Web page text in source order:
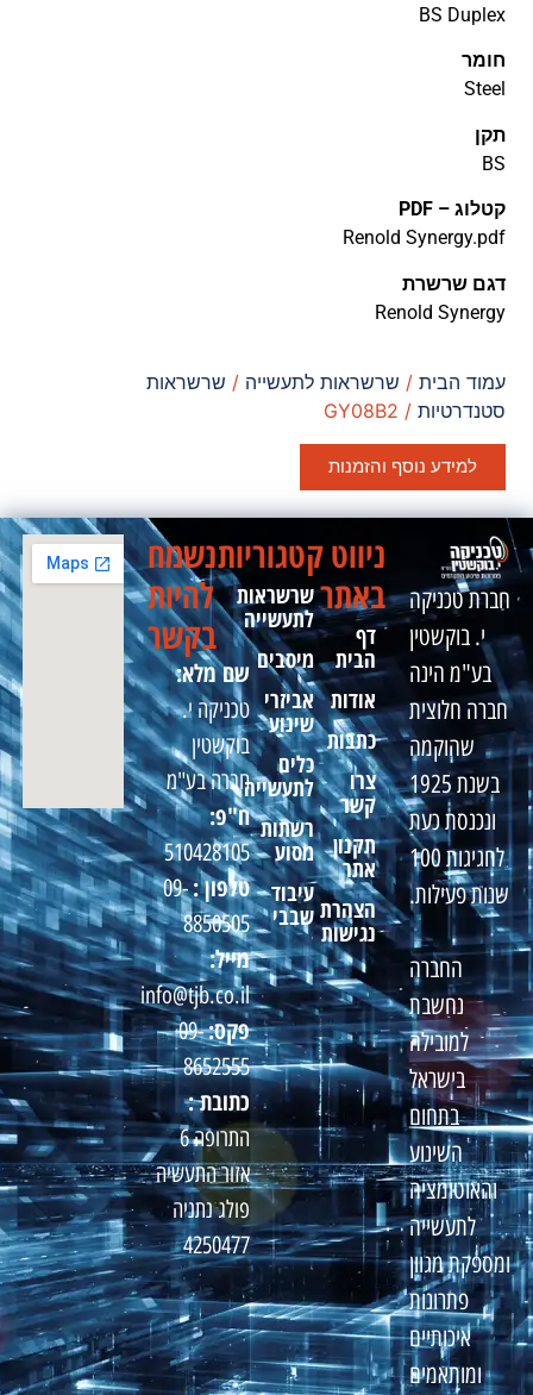
BS Duplex
חומר
Steel
תקן
BS
קטלוג – PDF
Renold Synergy.pdf
דגם שרשרת
Renold Synergy
עמוד הבית / שרשראות לתעשייה / שרשראות
סטנדרטיות / GY08B2
למידע נוסף והזמנות
חברת טכניקה
י. בוקשטין
בע"מ הינה
חברה חלוצית
שהוקמה
בשנת 1925
ונכנסת כעת
לחגיגות 100
שנות פעילות.
החברה
נחשבת
למובילה
בישראל
בתחום
השינוע
והאוטומציה
לתעשייה
ומספקת מגוון
פתרונות
איכותיים
ומותאמים
ניווט
באתר
דף
הבית
אודות
כתבות
צרו
קשר
תקנון
אתר
הצהרת
נגישות
קטגוריות
שרשראות
לתעשייה
מיסבים
אביזרי
שינוע
כלים
לתעשייה
רשתות
מסוע
עיבוד
שבבי
נשמח
להיות
בקשר
שם מלא:
טכניקה י.
בוקשטין
חברה בע"מ
ח"פ:
510428105
טלפון :09-
8850505
מייל:
info@tjb.co.il
פקס:09-
8652555
כתובת :
התרופה 6
אזור התעשיה
פולג נתניה
4250477